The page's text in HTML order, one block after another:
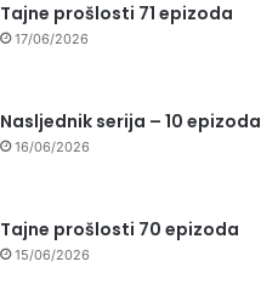
Tajne prošlosti 71 epizoda
17/06/2026
Nasljednik serija – 10 epizoda
16/06/2026
Tajne prošlosti 70 epizoda
15/06/2026